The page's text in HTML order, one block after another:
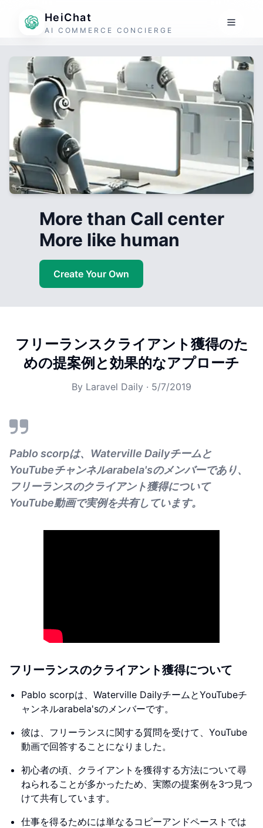
HeiChat
AI COMMERCE CONCIERGE
More than Call center
More like human
Create Your Own
フリーランスクライアント獲得のた
めの提案例と効果的なアプローチ
By Laravel Daily · 5/7/2019
Pablo scorpは、Waterville Dailyチームと
YouTubeチャンネルarabela'sのメンバーであり、
フリーランスのクライアント獲得について
YouTube動画で実例を共有しています。
フリーランスのクライアント獲得について
Pablo scorpは、Waterville DailyチームとYouTubeチ
ャンネルarabela'sのメンバーです。
彼は、フリーランスに関する質問を受けて、YouTube
動画で回答することになりました。
初心者の頃、クライアントを獲得する方法について尋
ねられることが多かったため、実際の提案例を3つ見つ
けて共有しています。
仕事を得るためには単なるコピーアンドペーストでは